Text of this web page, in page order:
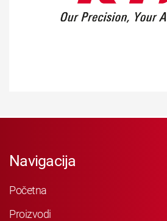
Navigacija
Početna
Proizvodi